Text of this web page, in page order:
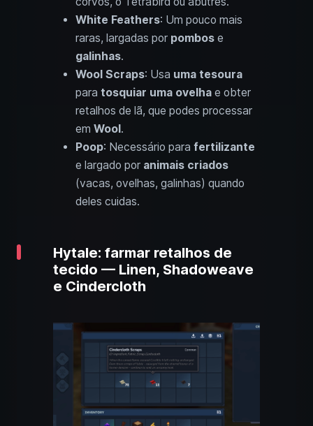
White Feathers: Um pouco mais
raras, largadas por pombos e
galinhas.
Wool Scraps: Usa uma tesoura
para tosquiar uma ovelha e obter
retalhos de lã, que podes processar
em Wool.
Poop: Necessário para fertilizante
e largado por animais criados
(vacas, ovelhas, galinhas) quando
deles cuidas.
Hytale: farmar retalhos de
tecido — Linen, Shadoweave
e Cindercloth